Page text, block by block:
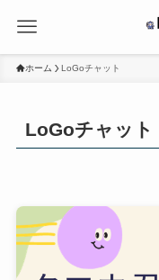
ホーム LoGoチャット
LoGoチャット